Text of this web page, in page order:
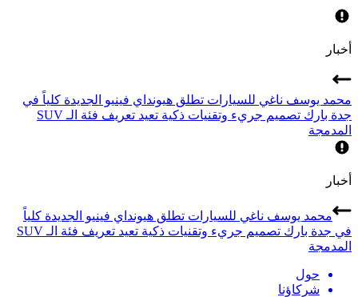
أخبار
محمد يوسف ناغي للسيارات تطلق هيونداي فينيو الجديدة كلياً في
جدة بارك تصميم جريء وتقنيات ذكية تعيد تعريف فئة الـ SUV
المدمجة
أخبار
محمد يوسف ناغي للسيارات تطلق هيونداي فينيو الجديدة كلياً
في جدة بارك تصميم جريء وتقنيات ذكية تعيد تعريف فئة الـ SUV
المدمجة
حول
شركاؤنا